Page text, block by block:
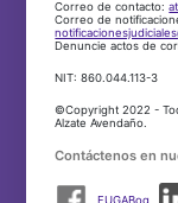
Correo de contacto:
Correo de
Denuncie actos de
NIT: 860.044.113-3
©Copyright 2022 -
Alzate Avendaño.
Contáctenos en
FUGABog